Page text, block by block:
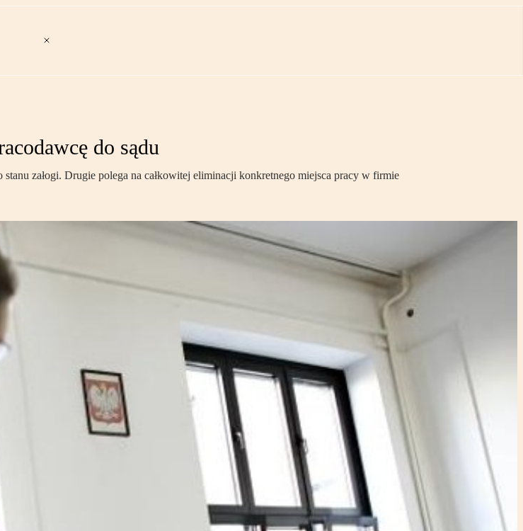
do sądu
załogi. Drugie polega na całkowitej eliminacji konkretnego miejsca pracy w firmie